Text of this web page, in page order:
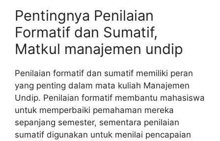
Pentingnya Penilaian
Formatif dan Sumatif,
Matkul manajemen undip
Penilaian formatif dan sumatif memiliki peran
yang penting dalam mata kuliah Manajemen
Undip. Penilaian formatif membantu mahasiswa
untuk memperbaiki pemahaman mereka
sepanjang semester, sementara penilaian
sumatif digunakan untuk menilai pencapaian